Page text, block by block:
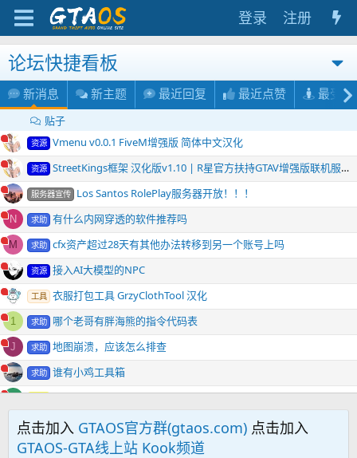
登录 注册
论坛快捷看板
新消息 新主题 最近回复 最近点赞 最受关
贴子
资源 Vmenu v0.0.1 FiveM增强版 简体中文汉化
资源 StreetKings框架 汉化版v1.10 | R星官方扶持GTAV增强版联机服务器迎来官方新玩法｜StreetKings 复刻极品飞车 & 湾岸赛车玩法
服务器宣传 Los Santos RolePlay服务器开放！！！
N 求助 有什么内网穿透的软件推荐吗
M 求助 cfx资产超过28天有其他办法转移到另一个账号上吗
资源 接入AI大模型的NPC
工具 衣服打包工具 GrzyClothTool 汉化
1 求助 哪个老哥有胖海熊的指令代码表
J 求助 地图崩溃，应该怎么排查
求助 谁有小鸡工具箱
招合伙人
资源 🚡【免费脚本发布】LG-SkyTram 雷公云轨缆车系统
已解决√ 求助 服务器插件超过1000个怎么办
点击加入 GTAOS官方群(gtaos.com) 点击加入
GTAOS-GTA线上站 Kook频道